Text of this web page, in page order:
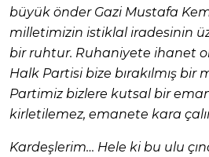
büyük önder Gazi Mustafa
milletimizin istiklal iradesinin
bir ruhtur. Ruhaniyete ihanet
Halk Partisi bize bırakılmış bir
Partimiz bizlere kutsal bir
kirletilemez, emanete kara
Kardeşlerim… Hele ki bu ulu